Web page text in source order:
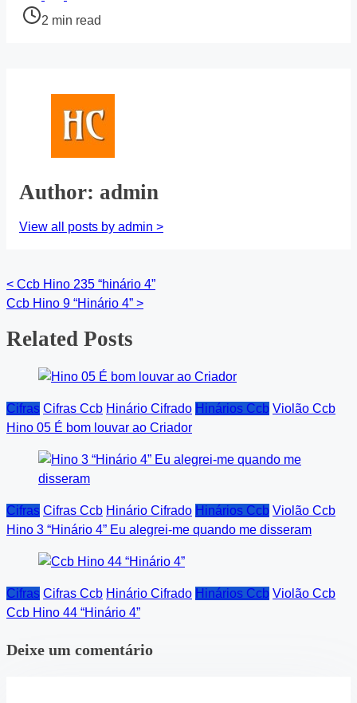
this
post
Post2 min read
Author: admin
View all posts by admin >
Posts
< Ccb Hino 235 “hinário 4”
Ccb Hino 9 “Hinário 4” >
Related Posts
Cifras Cifras Ccb Hinário Cifrado Hinários Ccb Violão Ccb
Hino 05 É bom louvar ao Criador
Cifras Cifras Ccb Hinário Cifrado Hinários Ccb Violão Ccb
Hino 3 “Hinário 4” Eu alegrei-me quando me disseram
Cifras Cifras Ccb Hinário Cifrado Hinários Ccb Violão Ccb
Ccb Hino 44 “Hinário 4”
Deixe um comentário